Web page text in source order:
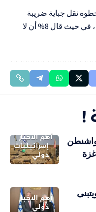
خطوة نقل جباية ضريبة
الأملاك للبلديات بدلاً من وزارة المالية ، في حيث قال 8% أن لا
!
أهم الاخبار
إسرائيليات
دولي
3 جبهات.. واشنطن
أهم الاخبار
دولي